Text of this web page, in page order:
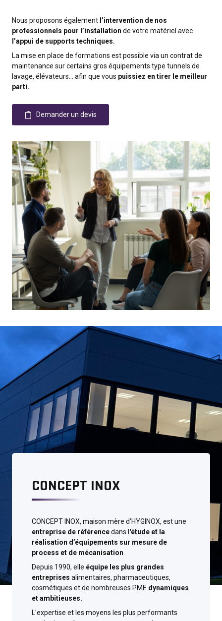
Nous proposons également l’intervention de nos
professionnels pour l’installation de votre matériel avec
l’appui de supports techniques.
La mise en place de formations est possible via un contrat de
maintenance sur certains gros équipements type tunnels de
lavage, élévateurs… afin que vous puissiez en tirer le meilleur
parti.
Demander un devis
CONCEPT INOX
CONCEPT INOX, maison mère d’HYGINOX, est une
entreprise de référencedans l 'étude et la
réalisation d’équipements sur mesure de
process et de mécanisation
Depuis 1990, elle équipe les plus grandes
entreprises alimentaires, pharmaceutiques,
cosmétiques et de nombreuses PME dynamiques
et ambitieuses.
L'expertise et les moyens les plus performants